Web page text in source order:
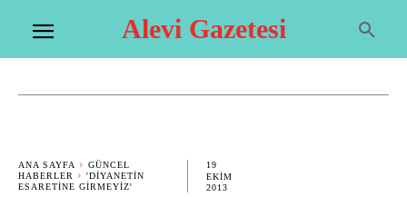
Alevi Gazetesi
ANA SAYFA
GÜNCEL
HABERLER
'DIYANETIN
ESARETINE GIRMEYIZ'
19
EKIM
2013